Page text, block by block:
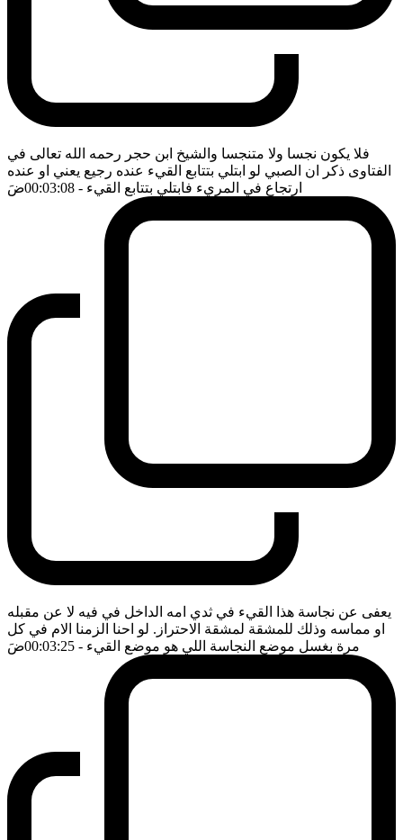
فلا يكون نجسا ولا متنجسا والشيخ ابن حجر رحمه الله تعالى في
الفتاوى ذكر ان الصبي لو ابتلي بتتابع القيء عنده رجيع يعني او عنده
ارتجاع في المريء فابتلي بتتابع القيء - 00:03:08 ضَ
يعفى عن نجاسة هذا القيء في ثدي امه الداخل في فيه لا عن مقبله
او مماسه وذلك للمشقة لمشقة الاحتراز. لو احنا الزمنا الام في كل
مرة بغسل موضع النجاسة اللي هو موضع القيء - 00:03:25 ضَ